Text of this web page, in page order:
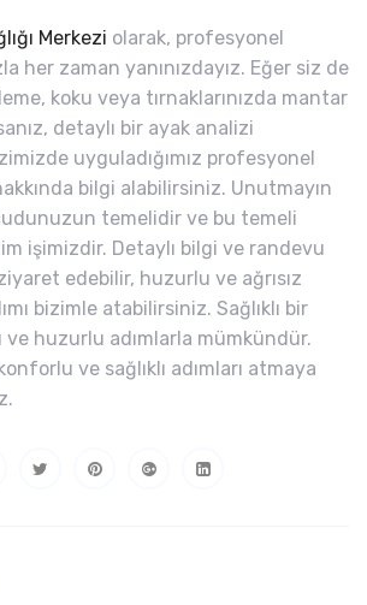
Merkezi olarak, profesyonel
her zaman yanınızdayız. Eğer siz de
koku veya tırnaklarınızda mantar
detaylı bir ayak analizi
uyguladığımız profesyonel
bilgi alabilirsiniz. Unutmayın
temelidir ve bu temeli
işimizdir. Detaylı bilgi ve randevu
edebilir, huzurlu ve ağrısız
bizimle atabilirsiniz. Sağlıklı bir
huzurlu adımlarla mümkündür.
ve sağlıklı adımları atmaya